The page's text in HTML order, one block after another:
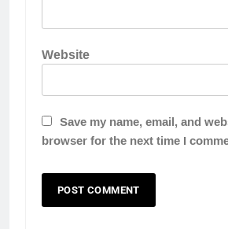
Website
Save my name, email, and
browser for the next time I